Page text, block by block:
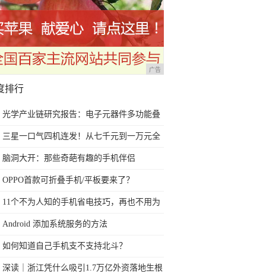
广告
排行
光学产业链研究报告：电子元器件多功能叠
加多场景 光学赛道优且长
三星一口气四机连发！从七千元到一万元全
都有，买不买？
脑洞大开：那些奇葩有趣的手机伴侣
OPPO首款可折叠手机/平板要来了？
11个不为人知的手机省电技巧，再也不用为
没电背锅了
Android 添加系统服务的方法
如何知道自己手机支不支持北斗？
深读｜浙江凭什么吸引1.7万亿外资落地生根